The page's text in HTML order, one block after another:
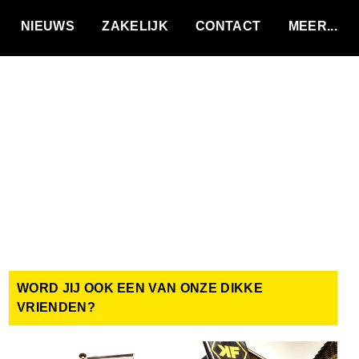
NIEUWS ZAKELIJK CONTACT
WORD JIJ OOK EEN VAN ONZE DIKKE
VRIENDEN?